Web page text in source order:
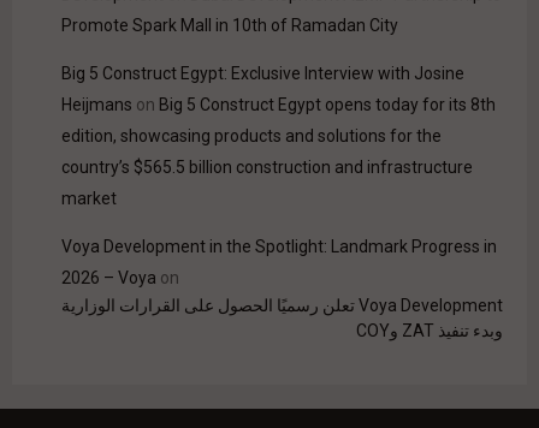
Promote Spark Mall in 10th of Ramadan City
Big 5 Construct Egypt: Exclusive Interview with Josine
Heijmans on Big 5 Construct Egypt opens today for its 8th
edition, showcasing products and solutions for the
country’s $565.5 billion construction and infrastructure
market
Voya Development in the Spotlight: Landmark Progress in
2026 – Voya on
Voya Development تعلن رسميًا الحصول على القرارات الوزارية
وبدء تنفيذ ZAT وCOY